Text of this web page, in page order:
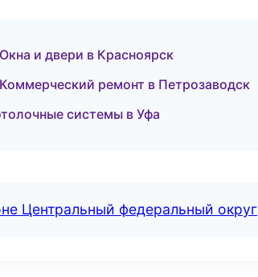
и двери в Красноярск
ремонт в Петрозаводск
системы в Уфа
Центральный федеральный округ